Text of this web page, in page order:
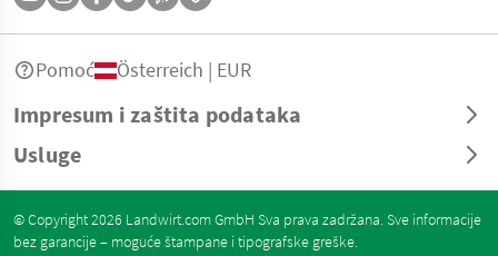
Impresum i zaštita podataka
Usluge
Pomoć Österreich | EUR
© Copyright 2026 Landwirt.com GmbH Sva prava zadržana. Sve informacije
bez garancije – moguće štampane i tipografske greške.